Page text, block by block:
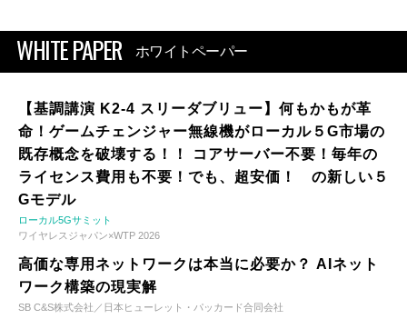
WHITE PAPER ホワイトペーパー
【基調講演 K2-4 スリーダブリュー】何もかもが革
命！ゲームチェンジャー無線機がローカル５G市場の
既存概念を破壊する！！ コアサーバー不要！毎年の
ライセンス費用も不要！でも、超安価！ の新しい５
Gモデル
ローカル5Gサミット
ワイヤレスジャパン×WTP 2026
高価な専用ネットワークは本当に必要か？ AIネット
ワーク構築の現実解
SB C&S株式会社／日本ヒューレット・パッカード合同会社